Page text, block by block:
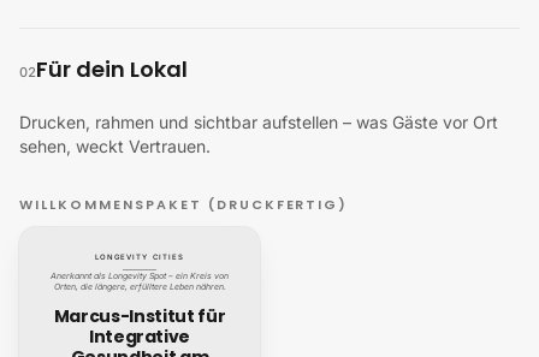
02Für dein Lokal
Drucken, rahmen und sichtbar aufstellen – was Gäste vor Ort
sehen, weckt Vertrauen.
WILLKOMMENSPAKET (DRUCKFERTIG)
LONGEVITY CITIES
Anerkannt als Longevity Spot – ein Kreis von
Orten, die längere, erfülltere Leben nähren.
Marcus-Institut für
Integrative